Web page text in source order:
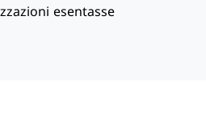
esentasse